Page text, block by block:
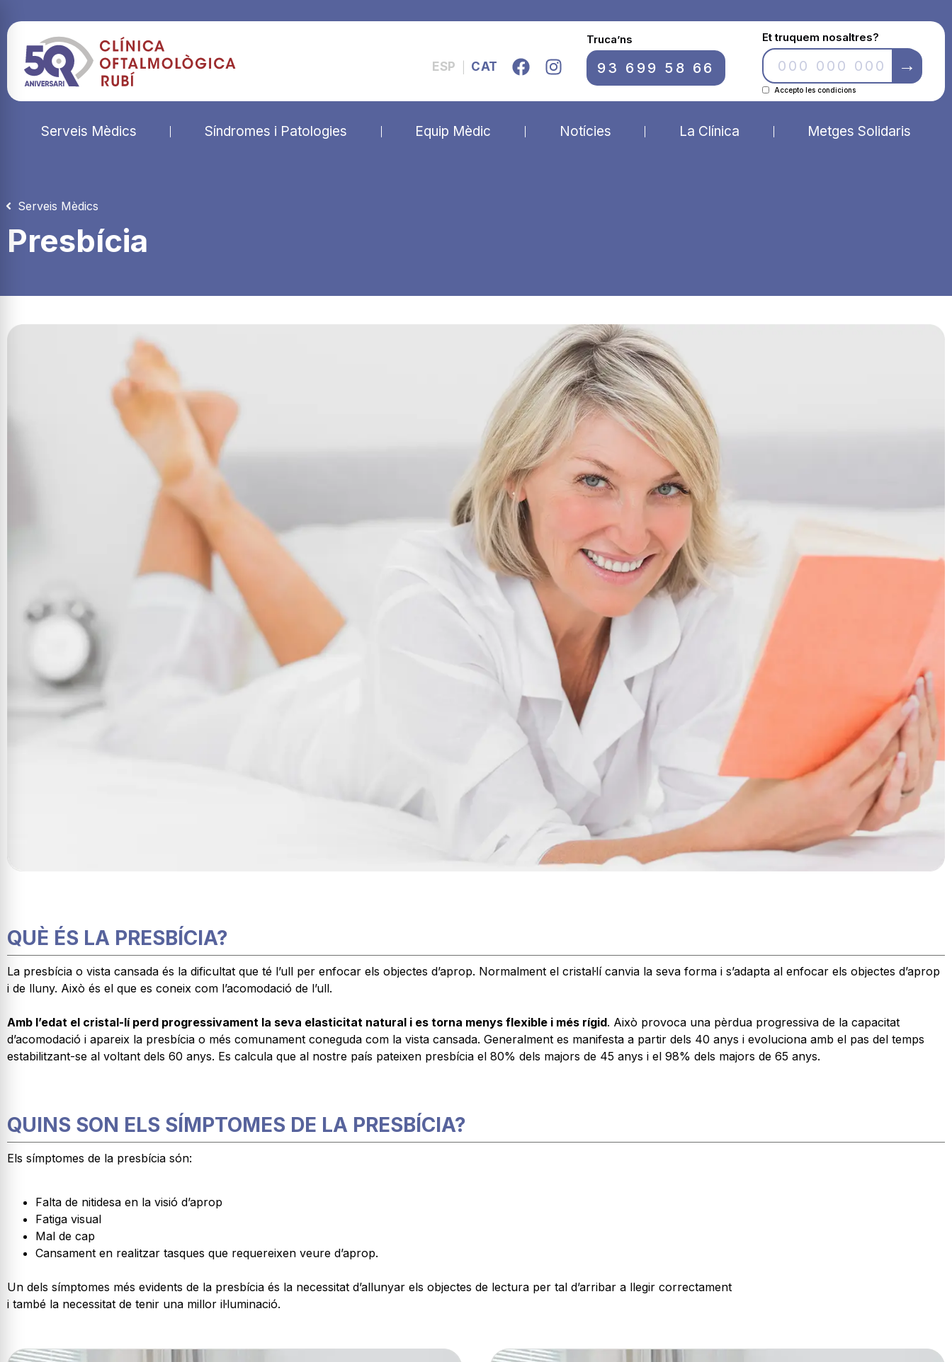
ESP CAT
Truca’ns
93 699 58 66
Et truquem nosaltres?
Accepto les condicions
Serveis Mèdics Síndromes i Patologies Equip Mèdic Notícies La Clínica Metges Solidaris
Serveis Mèdics
Presbícia
QUÈ ÉS LA PRESBÍCIA?
La presbícia o vista cansada és la dificultat que té l’ull per enfocar els objectes d’aprop. Normalment el cristal·lí canvia la seva forma i s’adapta al enfocar els objectes d’aprop
i de lluny. Això és el que es coneix com l’acomodació de l’ull.
Amb l’edat el cristal-lí perd progressivament la seva elasticitat natural i es torna menys flexible i més rígid. Això provoca una pèrdua progressiva de la capacitat
d’acomodació i apareix la presbícia o més comunament coneguda com la vista cansada. Generalment es manifesta a partir dels 40 anys i evoluciona amb el pas del temps
estabilitzant-se al voltant dels 60 anys. Es calcula que al nostre país pateixen presbícia el 80% dels majors de 45 anys i el 98% dels majors de 65 anys.
QUINS SON ELS SÍMPTOMES DE LA PRESBÍCIA?
Els símptomes de la presbícia són:
Falta de nitidesa en la visió d’aprop
Fatiga visual
Mal de cap
Cansament en realitzar tasques que requereixen veure d’aprop.
Un dels símptomes més evidents de la presbícia és la necessitat d’allunyar els objectes de lectura per tal d’arribar a llegir correctament
i també la necessitat de tenir una millor il·luminació.